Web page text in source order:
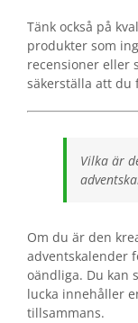
Tänk också på
produkter som
recensioner eller
säkerställa att du
Vilka är
Om du är den
adventskalender
oändliga. Du kan
lucka innehåller
tillsammans.